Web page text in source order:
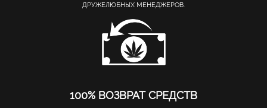
ДРУЖЕЛЮБНЫХ МЕНЕДЖЕРОВ.
100% ВОЗВРАТ СРЕДСТВ